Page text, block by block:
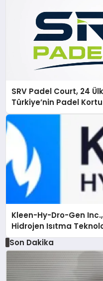
SRV Padel Court, 24
Türkiye’nin Padel
Kleen-Hy-Dro-Gen
Hidrojen Isıtma
Düzenleyici Onaylarını
Son Dakika